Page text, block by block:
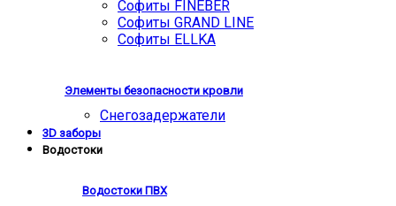
Софиты FINEBER
Софиты GRAND LINE
Софиты ELLKA
Элементы безопасности кровли
Снегозадержатели
3D заборы
Водостоки
Водостоки ПВХ